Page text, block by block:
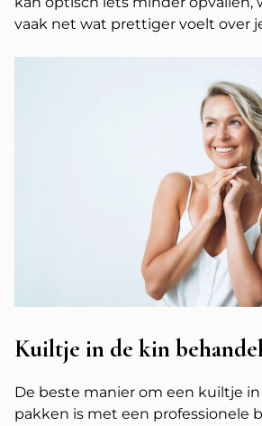
vaak net wat prettiger voelt over
Kuiltje in de kin
De beste manier om een kuiltje
pakken is met een professionele